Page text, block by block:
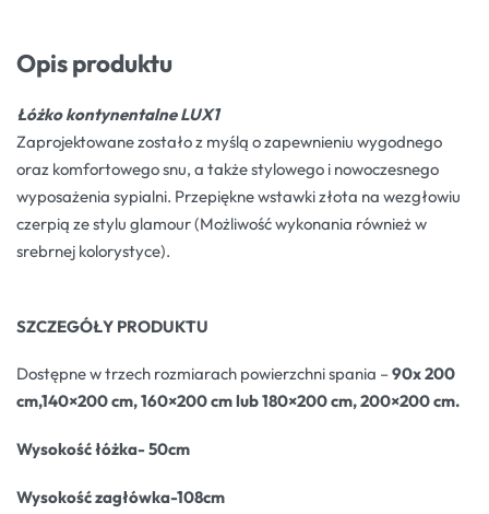
Opis produktu
Łóżko kontynentalne LUX1
Zaprojektowane zostało z myślą o zapewnieniu wygodnego
oraz komfortowego snu, a także stylowego i nowoczesnego
wyposażenia sypialni. Przepiękne wstawki złota na wezgłowiu
czerpią ze stylu glamour (Możliwość wykonania również w
srebrnej kolorystyce).
SZCZEGÓŁY PRODUKTU
Dostępne w trzech rozmiarach powierzchni spania –90x 200
cm,140×200 cm, 160×200 cm lub 180×200 cm, 200×200 cm.
Wysokość łóżka- 50cm
Wysokość zagłówka-108cm